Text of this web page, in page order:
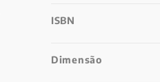
ISBN
Dimensão